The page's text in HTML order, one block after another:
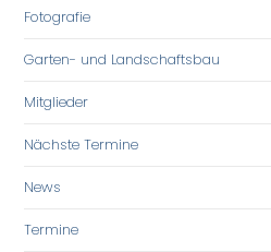
Fotografie
Garten- und Landschaftsbau
Mitglieder
Nächste Termine
News
Termine